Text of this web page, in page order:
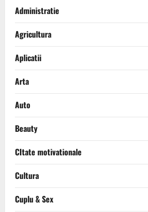
Administratie
Agricultura
Aplicatii
Arta
Auto
Beauty
CItate motivationale
Cultura
Cuplu & Sex